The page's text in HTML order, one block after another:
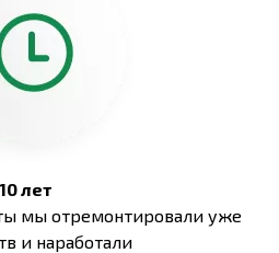
лет
мы отремонтировали уже
и наработали